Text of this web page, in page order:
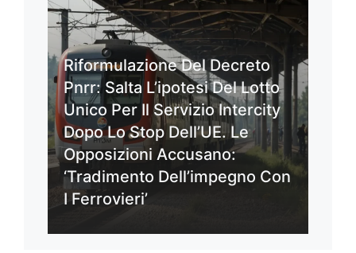
Riformulazione Del Decreto
Pnrr: Salta L’ipotesi Del Lotto
Unico Per Il Servizio Intercity
Dopo Lo Stop Dell’UE. Le
Opposizioni Accusano:
‘Tradimento Dell’impegno Con
I Ferrovieri’